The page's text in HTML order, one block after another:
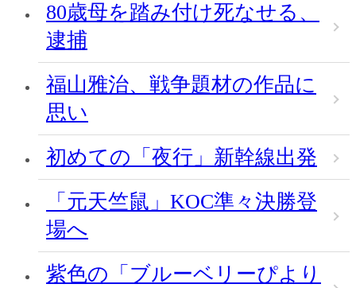
80歳母を踏み付け死なせる、
逮捕
福山雅治、戦争題材の作品に
思い
初めての「夜行」新幹線出発
「元天竺鼠」KOC準々決勝登
場へ
紫色の「ブルーベリーぴより